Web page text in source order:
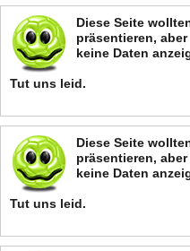
Diese Seite
präsentieren,
keine Daten
Tut uns leid.
Diese Seite
präsentieren,
keine Daten
Tut uns leid.